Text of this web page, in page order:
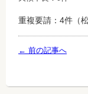
重複要請：4件（
← 前の記事へ